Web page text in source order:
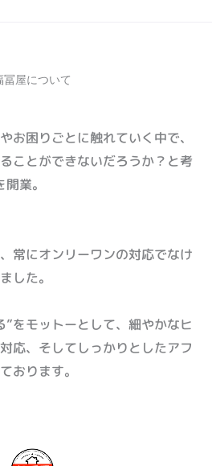
冨屋について
お困りごとに触れていく中で、
ことができないだろうか？と考
業。
常にオンリーワンの対応でなけ
した。
”をモットーとして、細やかなヒ
応、そしてしっかりとしたアフ
おります。